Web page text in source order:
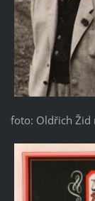
foto: Oldřich Žid